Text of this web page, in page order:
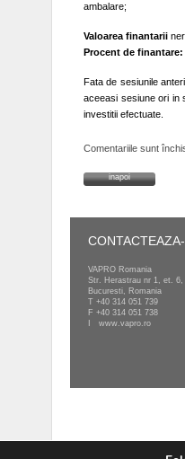
ambalare;
Valoarea finantarii
Procent de finantare:
Fata de sesiunile
aceeasi sesiune ori in
investitii efectuate.
Comentariile sunt
inapoi
VAPRO Romania
Str. Herastrau nr 1, et. 6,
Bucuresti, Romania
T +40 314 051 739
F +40 314 051 738
www.vapro.ro